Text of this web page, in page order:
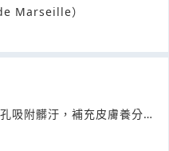
Marseille）
吸附髒汙，補充皮膚養分，